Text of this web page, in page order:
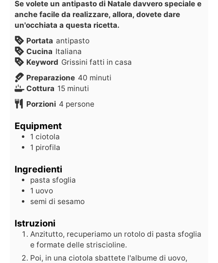
Se volete un antipasto di Natale davvero speciale e
anche facile da realizzare, allora, dovete dare
un'occhiata a questa ricetta.
Portata antipasto
Cucina Italiana
Keyword Grissini fatti in casa
Preparazione 40 minuti
Cottura 15 minuti
Porzioni 4 persone
Equipment
1 ciotola
1 pirofila
Ingredienti
pasta sfoglia
1 uovo
semi di sesamo
Istruzioni
Anzitutto, recuperiamo un rotolo di pasta sfoglia
e formate delle striscioline.
Poi, in una ciotola sbattete l'albume di uovo,